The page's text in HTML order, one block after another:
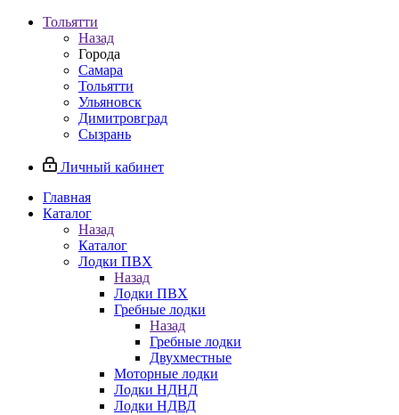
Тольятти
Назад
Города
Самара
Тольятти
Ульяновск
Димитровград
Сызрань
Личный кабинет
Главная
Каталог
Назад
Каталог
Лодки ПВХ
Назад
Лодки ПВХ
Гребные лодки
Назад
Гребные лодки
Двухместные
Моторные лодки
Лодки НДНД
Лодки НДВД